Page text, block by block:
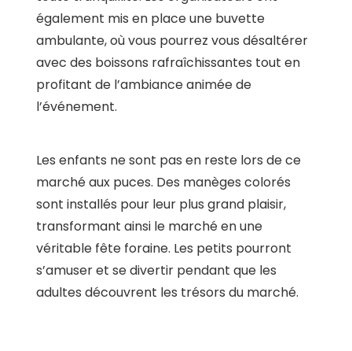
également mis en place une buvette
ambulante, où vous pourrez vous désaltérer
avec des boissons rafraîchissantes tout en
profitant de l’ambiance animée de
l’événement.
Les enfants ne sont pas en reste lors de ce
marché aux puces. Des manèges colorés
sont installés pour leur plus grand plaisir,
transformant ainsi le marché en une
véritable fête foraine. Les petits pourront
s’amuser et se divertir pendant que les
adultes découvrent les trésors du marché.